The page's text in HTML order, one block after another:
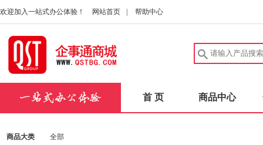
欢迎加入一站式办公体验！ 网站首页 帮助中心
首 页 商品中心
商品大类 全部